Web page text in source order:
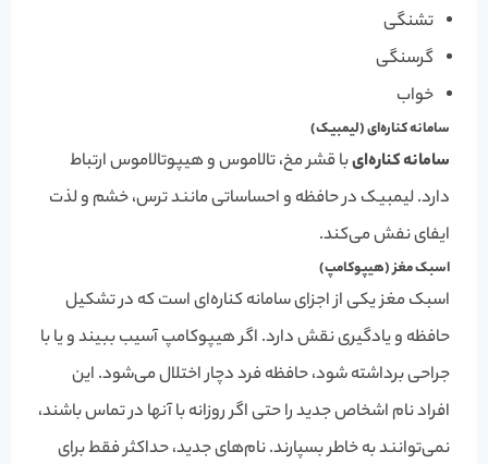
تشنگی
گرسنگی
خواب
سامانه کناره‌ای (لیمبیک)
سامانه کناره‌ایبا قشر مخ، تالاموس و هیپوتالاموس ارتباط
دارد. لیمبیک در حافظه و احساساتی مانند ترس، خشم و لذت
ایفای نفش می‌کند.
اسبک مغز (هیپوکامپ)
اسبک مغز یکی از اجزای سامانه کناره‌ای است که در تشکیل
حافظه و یادگیری نقش دارد. اگر هیپوکامپ آسیب ببیند و یا با
جراحی برداشته شود، حافظه فرد دچار اختلال می‌شود. این
افراد نام اشخاص جدید را حتی اگر روزانه با آنها در تماس باشند،
نمی‌توانند به خاطر بسپارند. نام‌های جدید، حداکثر فقط برای